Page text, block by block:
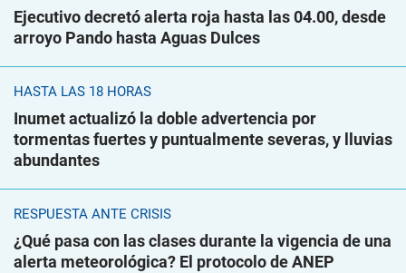
Ejecutivo decretó alerta roja hasta las 04.00, desde
arroyo Pando hasta Aguas Dulces
HASTA LAS 18 HORAS
Inumet actualizó la doble advertencia por
tormentas fuertes y puntualmente severas, y lluvias
abundantes
RESPUESTA ANTE CRISIS
¿Qué pasa con las clases durante la vigencia de una
alerta meteorológica? El protocolo de ANEP